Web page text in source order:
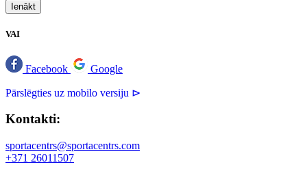
Ienākt
VAI
Facebook Google
Pārslēgties uz mobilo versiju ⊳
Kontakti:
sportacentrs@sportacentrs.com
+371 26011507